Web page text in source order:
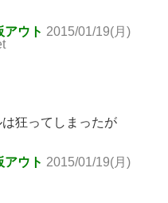
アウト 2015/01/19(月)
狂ってしまったが
アウト 2015/01/19(月)